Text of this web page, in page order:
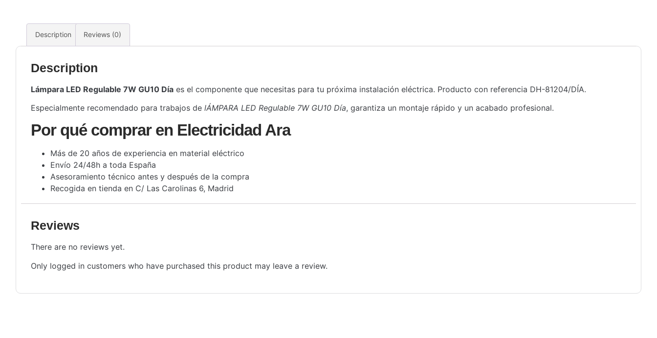
Description Reviews (0)
Description
Lámpara LED Regulable 7W GU10 Día es el componente que necesitas para tu próxima instalación eléctrica. Producto con referencia DH-81204/DÍA.
Especialmente recomendado para trabajos de lÁMPARA LED Regulable 7W GU10 Día, garantiza un montaje rápido y un acabado profesional.
Por qué comprar en Electricidad Ara
Más de 20 años de experiencia en material eléctrico
Envío 24/48h a toda España
Asesoramiento técnico antes y después de la compra
Recogida en tienda en C/ Las Carolinas 6, Madrid
Reviews
There are no reviews yet.
Only logged in customers who have purchased this product may leave a review.